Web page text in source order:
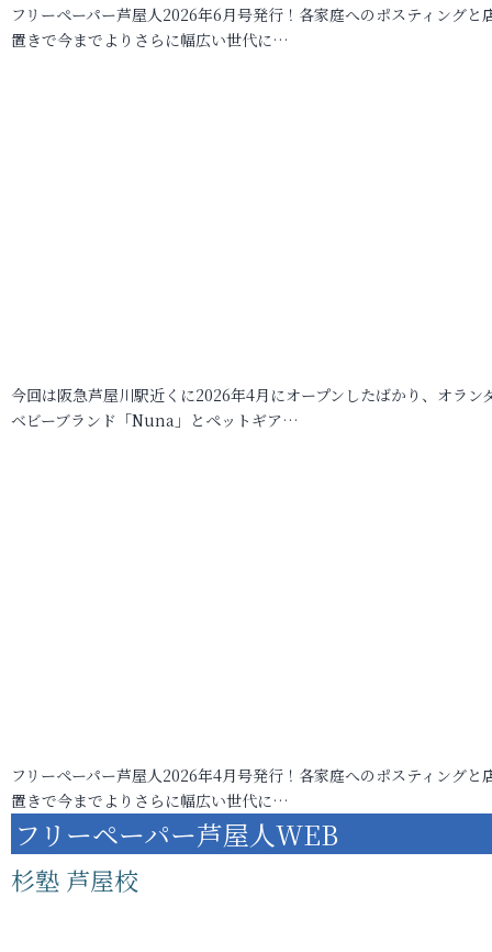
フリーペーパー芦屋人2026年6月号発行！各家庭へのポスティングと
置きで今までよりさらに幅広い世代に…
今回は阪急芦屋川駅近くに2026年4月にオープンしたばかり、オラン
ベビーブランド「Nuna」とペットギア…
フリーペーパー芦屋人2026年4月号発行！各家庭へのポスティングと
置きで今までよりさらに幅広い世代に…
フリーペーパー芦屋人WEB
杉塾 芦屋校